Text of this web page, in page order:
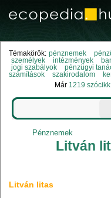
Témakörök: pénznemek
személyek
intézmények
jogi szabályok
pénzügyi
számítások
szakirodalom
Már 1219 szócikk
Pénznemek
Litván
Litván litas